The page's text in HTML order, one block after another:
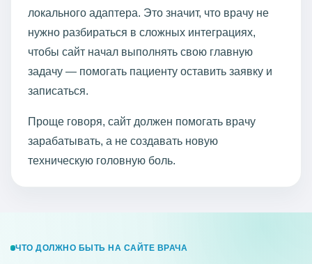
локального адаптера. Это значит, что врачу не
нужно разбираться в сложных интеграциях,
чтобы сайт начал выполнять свою главную
задачу — помогать пациенту оставить заявку и
записаться.
Проще говоря, сайт должен помогать врачу
зарабатывать, а не создавать новую
техническую головную боль.
ЧТО ДОЛЖНО БЫТЬ НА САЙТЕ ВРАЧА